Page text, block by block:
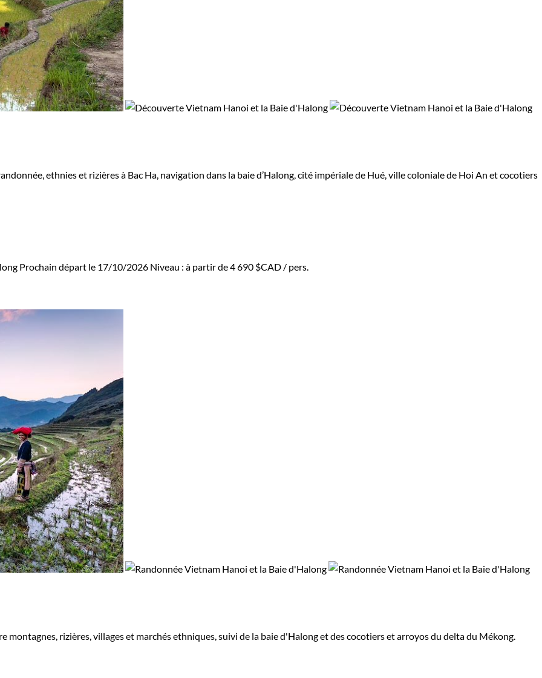
ethnies et rizières à Bac Ha, navigation dans la baie d’Halong, cité impériale de Hué, ville coloniale de Hoi An et cocotiers
Prochain départ le 17/10/2026 Niveau : à partir de4 690 $CAD / pers.
rizières, villages et marchés ethniques, suivi de la baie d'Halong et des cocotiers et arroyos du delta du Mékong.